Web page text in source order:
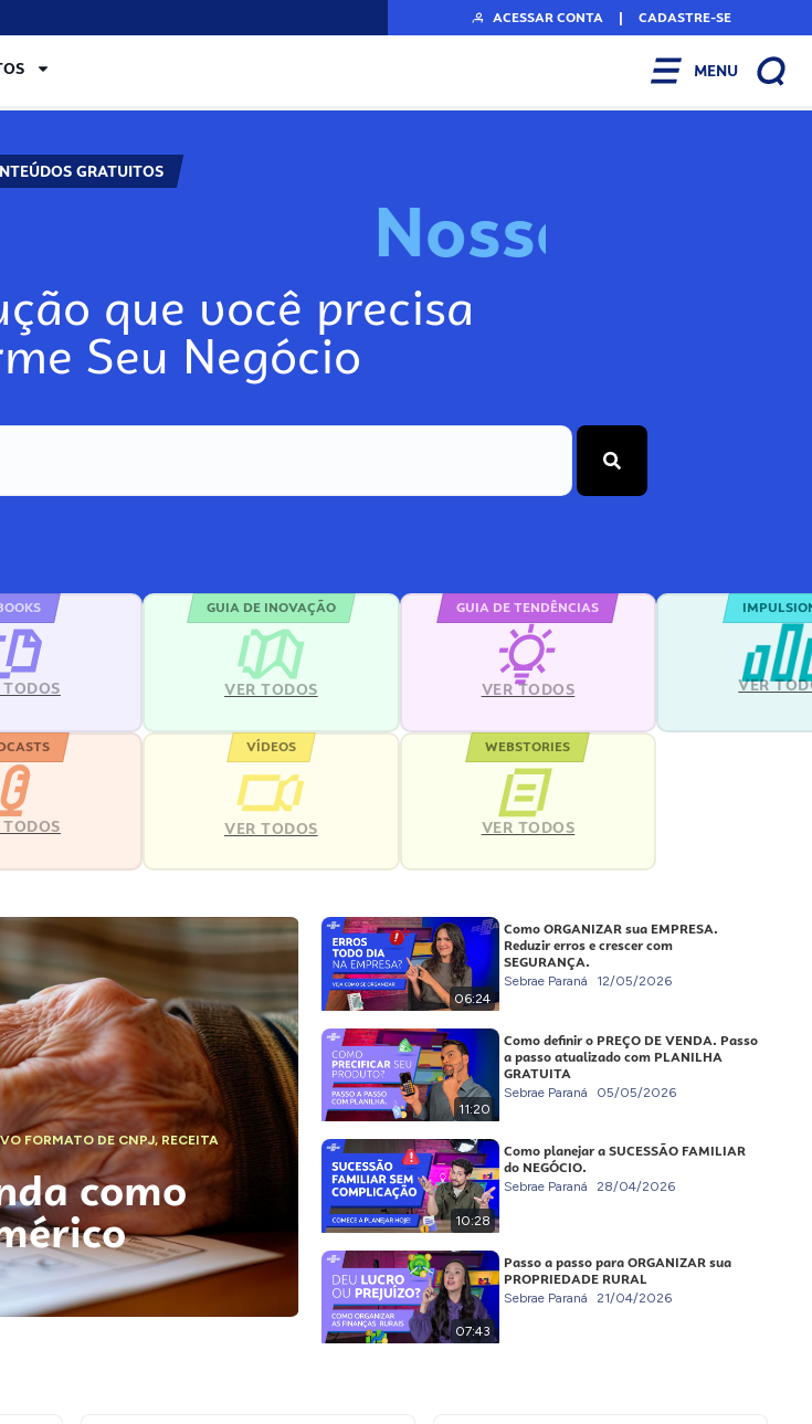
ACESSAR CONTA | CADASTRE-SE
MENU
GRATUITOS
Nosso
que você precisa
Seu Negócio
TODOS
GUIA DE INOVAÇÃO
VER TODOS
GUIA DE TENDÊNCIAS
VER TODOS VER
TODOS
VÍDEOS
VER TODOS
WEBSTORIES
VER TODOS
FORMATO DE CNPJ,RECEITA
como
06:24
Como ORGANIZAR sua EMPRESA.
Reduzir erros e crescer com
SEGURANÇA.
Sebrae Paraná 12/05/2026
11:20
Como definir o PREÇO DE VENDA. Passo
a passo atualizado com PLANILHA
GRATUITA
Sebrae Paraná 05/05/2026
10:28
Como planejar a SUCESSÃO FAMILIAR
do NEGÓCIO.
Sebrae Paraná 28/04/2026
07:43
Passo a passo para ORGANIZAR sua
PROPRIEDADE RURAL
Sebrae Paraná 21/04/2026